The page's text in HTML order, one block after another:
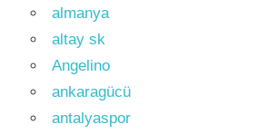
almanya
altay sk
Angelino
ankaragücü
antalyaspor